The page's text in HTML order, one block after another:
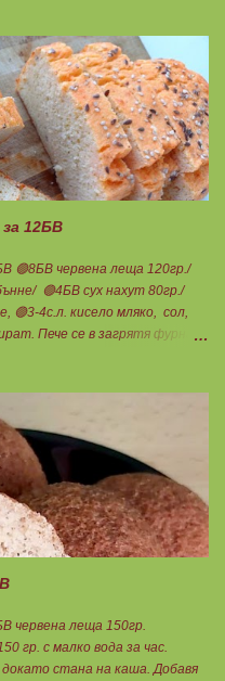
отстранява млечната захар
със алергии, задържане на
друг тип дискомфорт.
12БВ
🟢8БВ червена леща 120гр./
🟢4БВ сух нахут 80гр./
🟢3-4с.л. кисело мляко, сол,
Пече се в загрятя фурна
червена леща 150гр.
гр. с малко вода за час.
докато стана на каша. Добавя